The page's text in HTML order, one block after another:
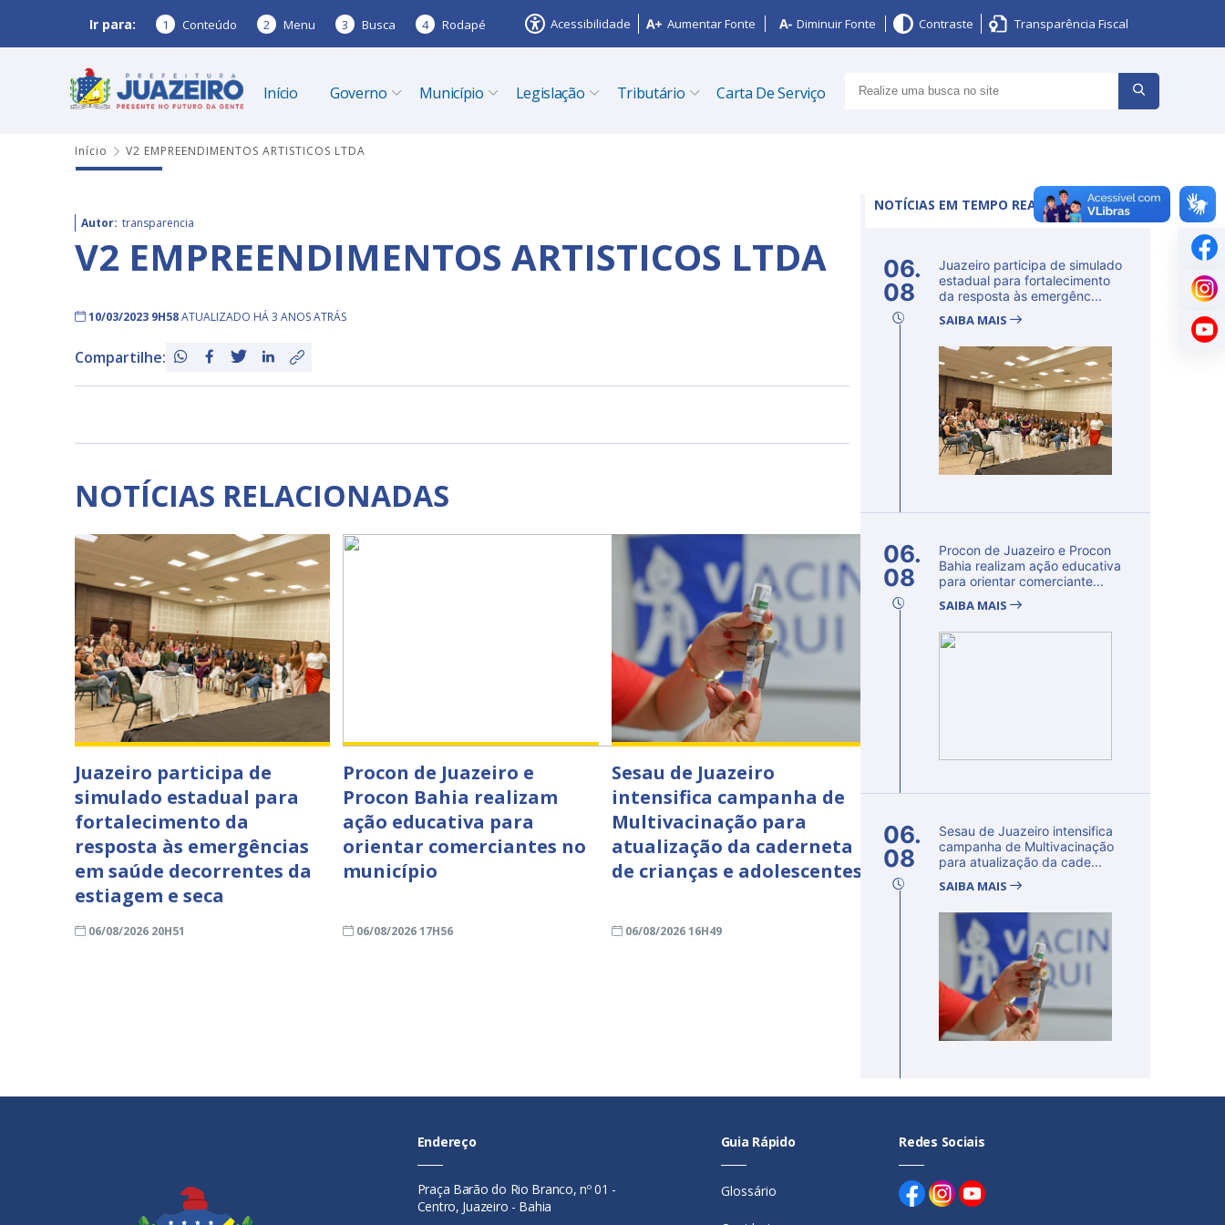
Ir para: 1 Conteúdo 2 Menu 3 Busca 4 Rodapé Acessibilidade Aumentar Fonte Diminuir Fonte Contraste Transparência Fiscal
Início Governo Município Legislação Tributário Carta De Serviço
Início V2 EMPREENDIMENTOS ARTISTICOS LTDA
Autor: transparencia
V2 EMPREENDIMENTOS ARTISTICOS LTDA
10/03/2023 9H58ATUALIZADO HÁ 3 ANOS ATRÁS
Compartilhe:
NOTÍCIAS RELACIONADAS
Juazeiro participa de
simulado estadual para
fortalecimento da
resposta às emergências
em saúde decorrentes da
estiagem e seca
06/08/2026 20H51
Procon de Juazeiro e
Procon Bahia realizam
ação educativa para
orientar comerciantes no
município
06/08/2026 17H56
Sesau de Juazeiro
intensifica campanha de
Multivacinação para
atualização da caderneta
de crianças e adolescentes
06/08/2026 16H49
NOTÍCIAS EM TEMPO REAL
06.
08
Juazeiro participa de simulado
estadual para fortalecimento
da resposta às emergênc...
SAIBA MAIS
06.
08
Procon de Juazeiro e Procon
Bahia realizam ação educativa
para orientar comerciante...
SAIBA MAIS
06.
08
Sesau de Juazeiro intensifica
campanha de Multivacinação
para atualização da cade...
SAIBA MAIS
Endereço
Praça Barão do Rio Branco, nº 01 -
Centro, Juazeiro - Bahia
Guia Rápido
Glossário
Redes Sociais